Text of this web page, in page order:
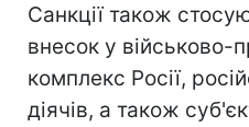
Санкції також
внесок у військово-
комплекс Росії,
діячів, а також